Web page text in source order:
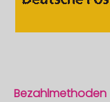
Bezahlmethoden